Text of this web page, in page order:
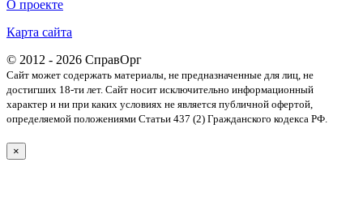
О проекте
Карта сайта
© 2012 - 2026 СправОрг
Сайт может содержать материалы, не предназначенные для лиц, не
достигших 18-ти лет. Cайт носит исключительно информационный
характер и ни при каких условиях не является публичной офертой,
определяемой положениями Статьи 437 (2) Гражданского кодекса РФ.
×